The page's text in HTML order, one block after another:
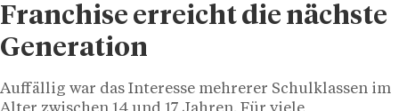
Franchise erreicht die nächste
Generation
Auffällig war das Interesse mehrerer Schulklassen im